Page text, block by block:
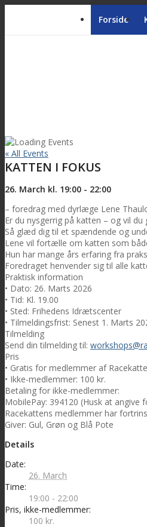
Forside
« All Events
KATTEN I FOKUS
26. March kl. 19:00 - 22:00
– foredrag med dyrlæge Lene
Er du nysgerrig på katten – og vil
Så glæd dig til et spændende og
Lene vil fortælle om katten som
Hun har mange års erfaring fra
Foredraget henvender sig til alle
Praktisk information
• Dato: 26. Marts 2026
• Tid: Kl. 19.00
• Sted: Frihedens Idrætscenter
• Tilmeldingsfrist: Senest 1. Marts
Tilmelding
Send din tilmelding til:
Pris
• Gratis for medlemmer af
• Ikke-medlemmer: 100 kr.
Betaling for ikke-medlemmer:
MobilePay: 394120 (Husk at angive
Racekattens medlemmer har
Giver: Gul, Grøn og Blå Pote
Details
Date:
26. March
Time:
19:00 - 22:00
Pris, ikke-medlemmer:
100 kr.